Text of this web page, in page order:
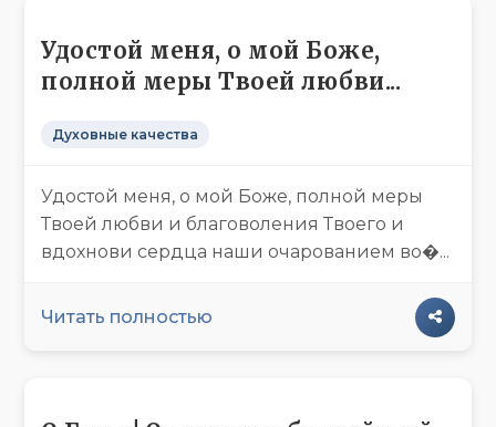
Удостой меня, о мой Боже,
полной меры Твоей любви...
Духовные качества
Удостой меня, о мой Боже, полной меры
Твоей любви и благоволения Твоего и
вдохнови сердца наши очарованием во�...
Читать полностью